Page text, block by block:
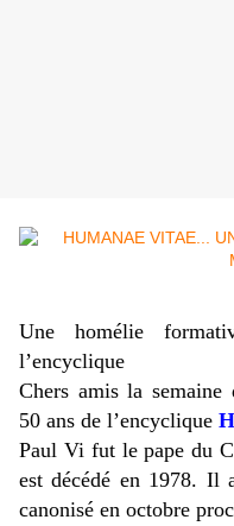
Une homélie
l’encyclique
Chers amis la semaine
50 ans de l’encyclique
Paul Vi fut le pape du
est décédé en 1978. Il
canonisé en octobre